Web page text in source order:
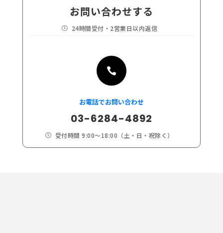
お問い合わせする
 24時間受付・2営業日以内返信

お電話でお問い合わせ
03-6284-4892
 受付時間 9:00～18:00（土・日・祝除く）